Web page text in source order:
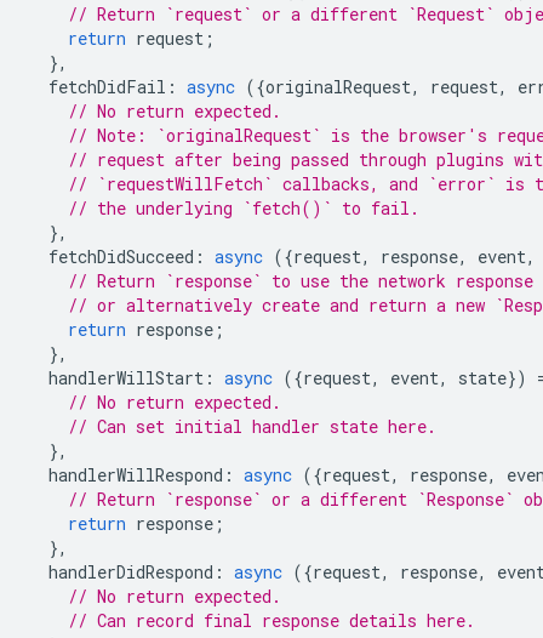
// Return `request` or a different `Request`
return request ;
},
fetchDidFail : async ({originalRequest, request,
// No return expected.
// Note: `originalRequest` is the browser's
// request after being passed through plugins
// `requestWillFetch` callbacks, and `error` is
// the underlying `fetch()` to fail.
},
fetchDidSucceed : async ({request, response, event,
// Return `response` to use the network
// or alternatively create and return a new
return response ;
},
handlerWillStart : async ({request, event, state})
// No return expected.
// Can set initial handler state here.
},
handlerWillRespond : async ({request, response,
// Return `response` or a different `Response`
return response ;
},
handlerDidRespond : async ({request, response,
// No return expected.
// Can record final response details here.